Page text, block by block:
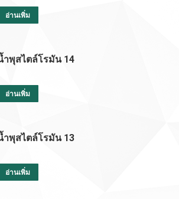
อ่านเพิ่ม
ำพุสไตล์โรมัน 14
อ่านเพิ่ม
ำพุสไตล์โรมัน 13
อ่านเพิ่ม